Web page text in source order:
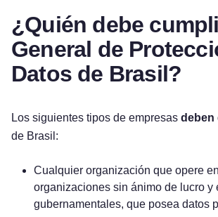
¿Quién debe
General de
Datos de Brasil?
Los siguientes tipos de empresas deben
de Brasil:
Cualquier organización que opere
organizaciones sin ánimo de lucro y
gubernamentales, que posea datos